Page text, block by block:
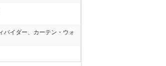
バイダー、カーテン・ウォ